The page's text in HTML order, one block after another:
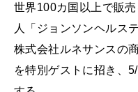
世界100カ国以上で販
人「ジョンソンヘルス
株式会社ルネサンスの
を特別ゲストに招き、